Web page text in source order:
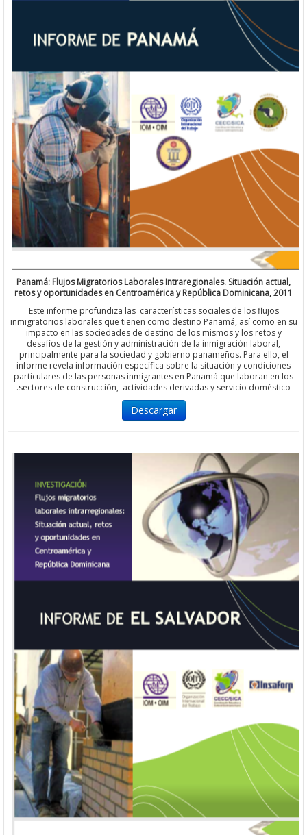
Panamá: Flujos Migratorios Laborales Intraregionales. Situación
retos y oportunidades en Centroamérica y República
Este informe profundiza las características sociales de los
inmigratorios laborales que tienen como destino Panamá, así
impacto en las sociedades de destino de los mismos y los
desafíos de la gestión y administración de la inmigración
principalmente para la sociedad y gobierno panameños. Para
informe revela información específica sobre la situación y
particulares de las personas inmigrantes en Panamá que laboran
sectores de construcción, actividades derivadas y servicio
Descargar